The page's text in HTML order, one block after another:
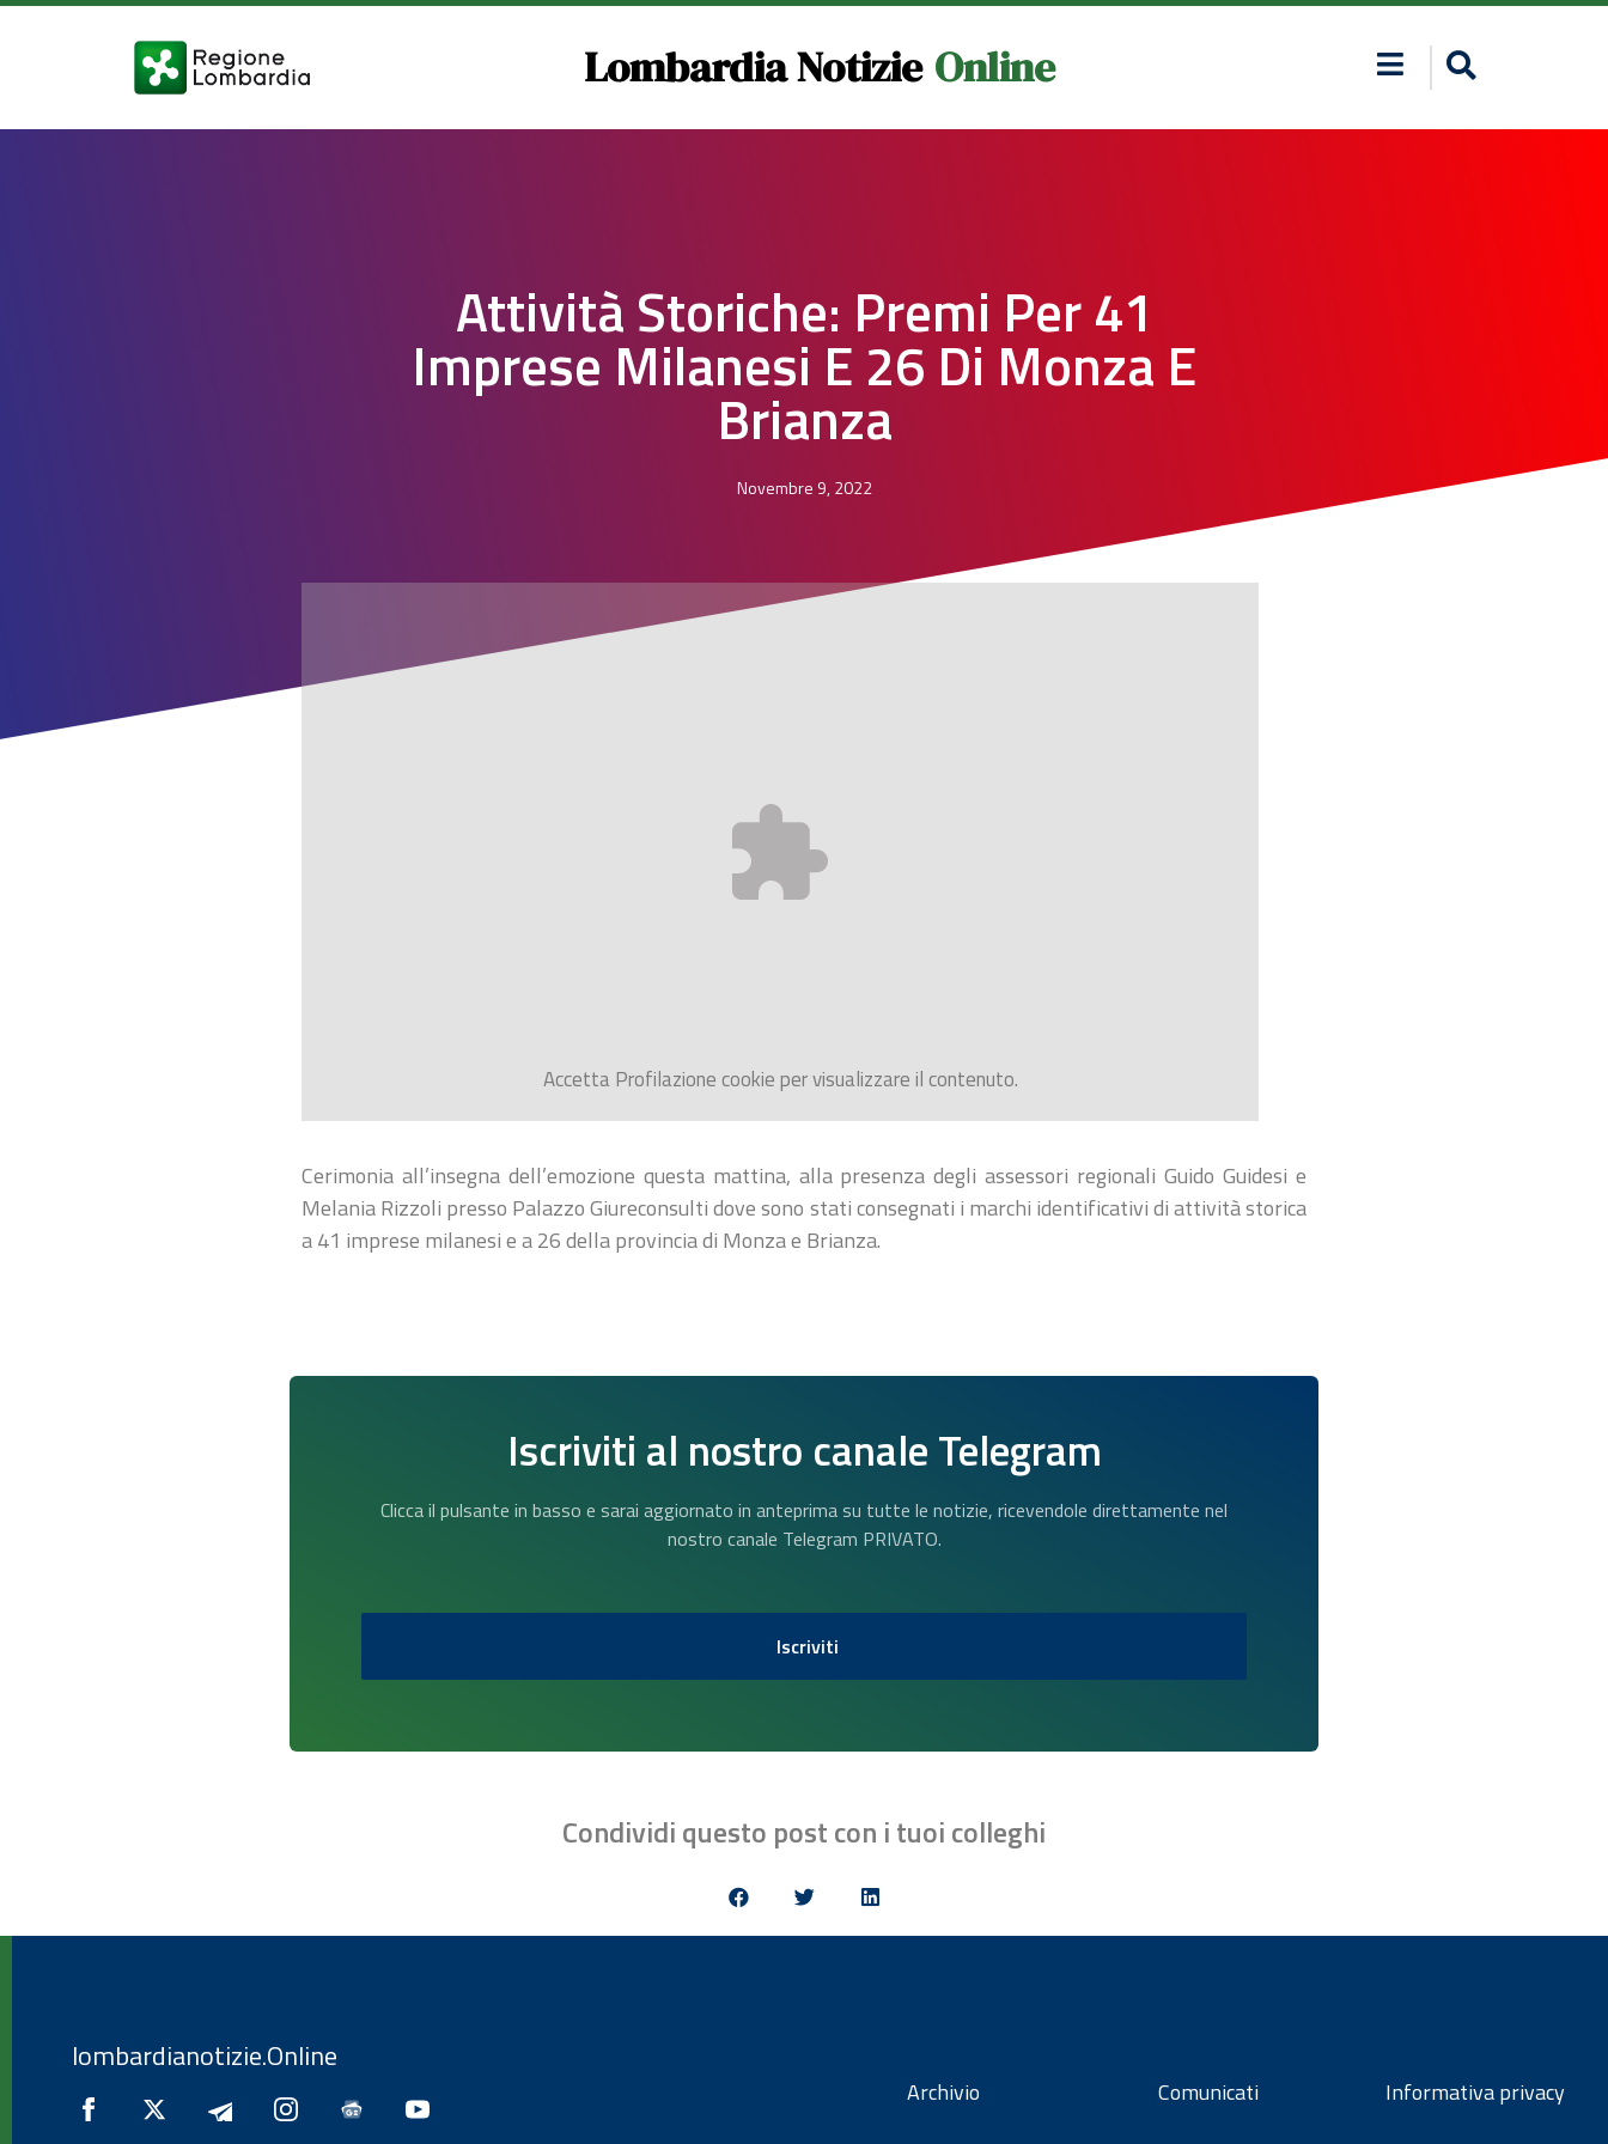
Lombardia Notizie Online
Attività Storiche: Premi Per 41
Imprese Milanesi E 26 Di Monza E
Brianza
Novembre 9, 2022
AccettaProfilazionecookie per visualizzare il contenuto.
Cerimonia all’insegna dell’emozione questa mattina, alla presenza degli assessori regionali Guido Guidesi e
Melania Rizzoli presso Palazzo Giureconsulti dove sono stati consegnati i marchi identificativi di attività storica
a 41 imprese milanesi e a 26 della provincia di Monza e Brianza.
Iscriviti al nostro canale Telegram
Clicca il pulsante in basso e sarai aggiornato in anteprima su tutte le notizie, ricevendole direttamente nel
nostro canale Telegram PRIVATO.
Iscriviti
Condividi questo post con i tuoi colleghi
lombardianotizie.Online
Archivio Comunicati Informativa privacy